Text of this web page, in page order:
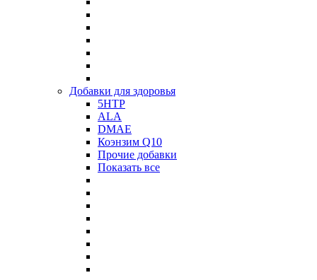
Добавки для здоровья
5HTP
ALA
DMAE
Коэнзим Q10
Прочие добавки
Показать все